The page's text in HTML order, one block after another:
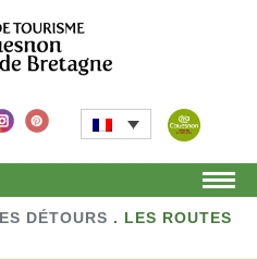
DÉTOURS . LES ROUTES